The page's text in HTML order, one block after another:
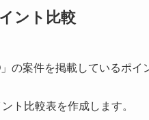
ント比較
の案件を掲載しているポ
ト比較表を作成します。